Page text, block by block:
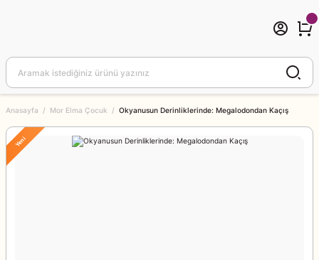
Anasayfa Mor Elma Çocuk Okyanusun Derinliklerinde: Megalodondan Kaçış
Yeni